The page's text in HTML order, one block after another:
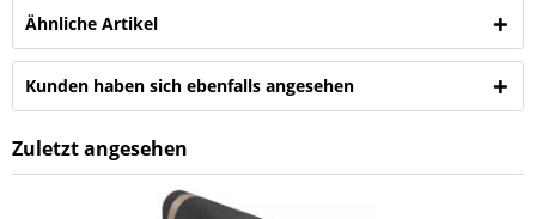
Ähnliche Artikel
Kunden haben sich ebenfalls angesehen
Zuletzt angesehen